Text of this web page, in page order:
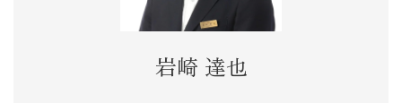
岩崎 達也